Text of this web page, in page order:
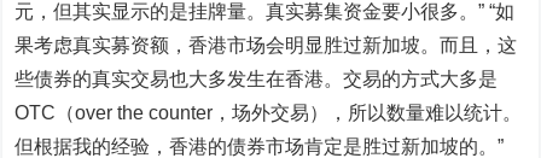
元，但其实显示的是挂牌量。真实募集资金要小很多。” “如
果考虑真实募资额，香港市场会明显胜过新加坡。而且，这
些债券的真实交易也大多发生在香港。交易的方式大多是
OTC （over the counter，场外交易）
，所以数量难以统计。
但根据我的经验，香港的债券市场肯定是胜过新加坡的。”